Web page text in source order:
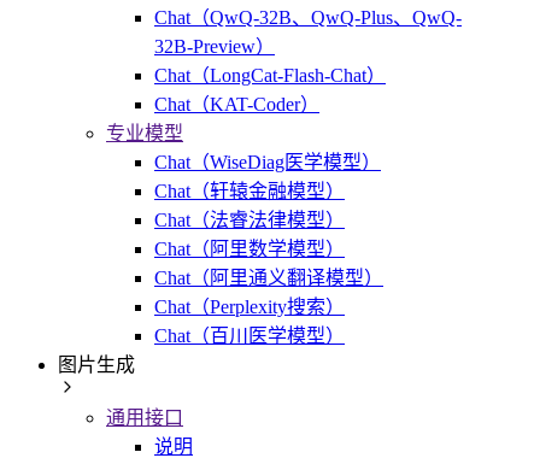
Chat（QwQ-32B、QwQ-Plus、QwQ-
32B-Preview）
Chat（LongCat-Flash-Chat）
Chat（KAT-Coder）
专业模型
Chat（WiseDiag医学模型）
Chat（轩辕金融模型）
Chat（法睿法律模型）
Chat（阿里数学模型）
Chat（阿里通义翻译模型）
Chat（Perplexity搜索）
Chat（百川医学模型）
图片生成
通用接口
说明